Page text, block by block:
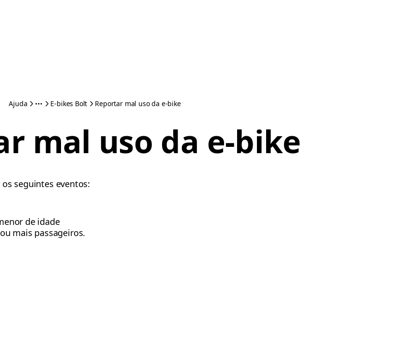
Ajuda E-bikes Bolt Reportar mal uso da e-bike
mal uso da e-bike
seguintes eventos:
de idade
mais passageiros.